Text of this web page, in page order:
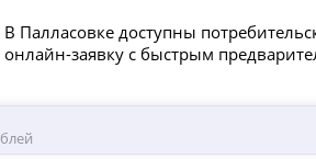
В Палласовке доступны
онлайн-заявку с быстрым